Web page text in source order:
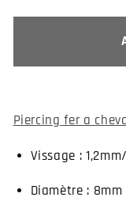
quantité
acier
chirurgical
avec
boules
de
Piercing fer a
Vissage :
Diamètre : 8mm